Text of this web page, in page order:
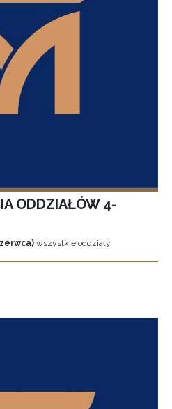
ODDZIAŁÓW 4-
wszystkie oddziały